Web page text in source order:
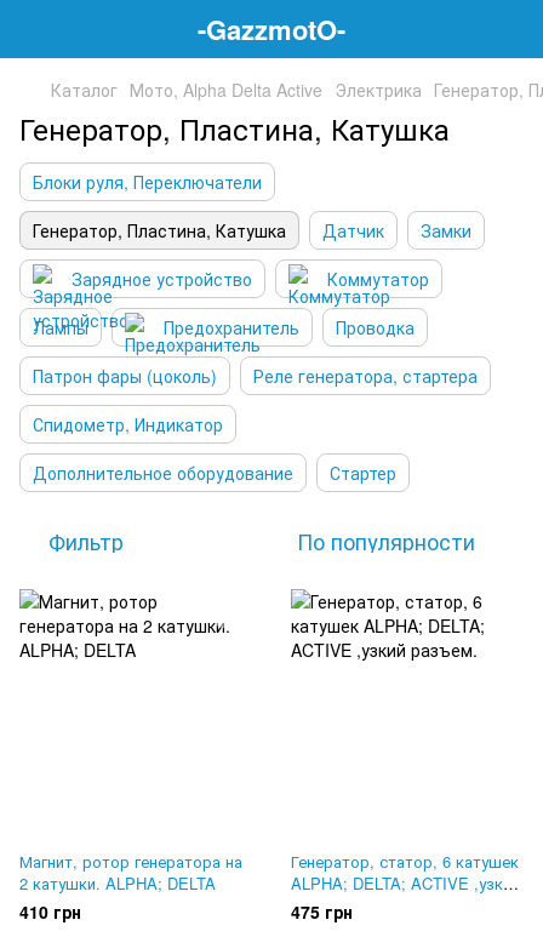
-GazzmotO-
Каталог Мото, Alpha Delta Active Электрика Генератор,
Генератор, Пластина, Катушка
Блоки руля, Переключатели
Генератор, Пластина, Катушка
Датчик
Замки
Зарядное устройство
Коммутатор
Лампы
Предохранитель
Проводка
Патрон фары (цоколь)
Реле генератора, стартера
Спидометр, Индикатор
Дополнительное оборудование
Стартер
Фильтр По популярности
Магнит, ротор генератора на
2 катушки. ALPHA; DELTA
410 грн
Генератор, статор, 6 катушек
ALPHA; DELTA; ACTIVE ,узкий
разъем.
475 грн